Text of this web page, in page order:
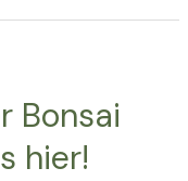
Bonsai
hier!